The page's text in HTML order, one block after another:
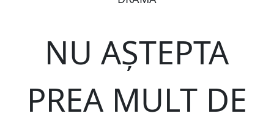
NU AȘTEPTA
PREA MULT DE